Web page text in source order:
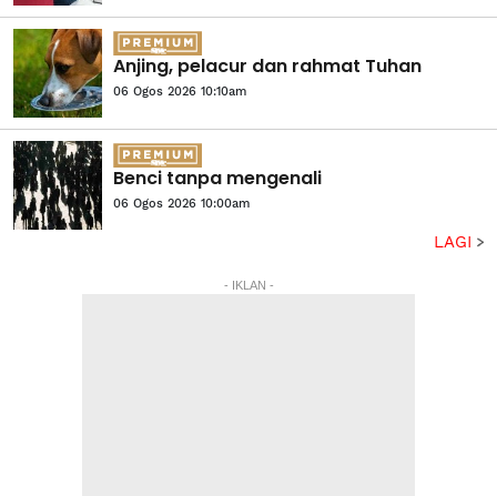
Anjing, pelacur dan rahmat Tuhan
06 Ogos 2026 10:10am
Benci tanpa mengenali
06 Ogos 2026 10:00am
LAGI
- IKLAN -